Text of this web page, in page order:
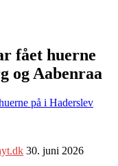
fået huerne
og Aabenraa
på i Haderslev
30. juni 2026